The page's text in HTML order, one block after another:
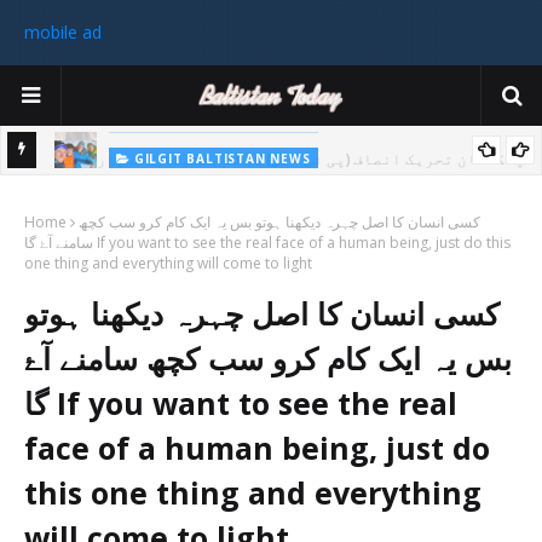
mobile ad
GILGIT BALTISTAN NEWS
میٹر چوٹی سر کیHome
کسی انسان کا اصل چہرہ دیکھنا ہوتو بس یہ ایک کام کرو سب کچھ
سامنے آۓ گا If you want to see the real face of a human being, just do this
one thing and everything will come to light
کسی انسان کا اصل چہرہ دیکھنا ہوتو
بس یہ ایک کام کرو سب کچھ سامنے آۓ
گا If you want to see the real
face of a human being, just do
this one thing and everything